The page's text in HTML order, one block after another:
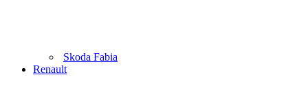
Skoda Fabia
Renault